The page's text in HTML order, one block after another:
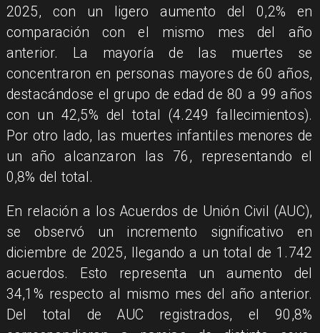
2025, con un ligero aumento del 0,2% en
comparación con el mismo mes del año
anterior. La mayoría de las muertes se
concentraron en personas mayores de 60 años,
destacándose el grupo de edad de 80 a 99 años
con un 42,5% del total (4.249 fallecimientos).
Por otro lado, las muertes infantiles menores de
un año alcanzaron las 76, representando el
0,8% del total.
En relación a los Acuerdos de Unión Civil (AUC),
se observó un incremento significativo en
diciembre de 2025, llegando a un total de 1.742
acuerdos. Esto representa un aumento del
34,1% respecto al mismo mes del año anterior.
Del total de AUC registrados, el 90,8%